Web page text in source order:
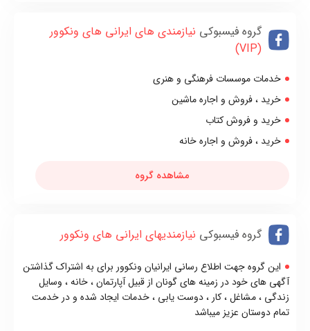
گروه فیسبوکی نيازمندی های ايرانی های ونکوور
(VIP)
خدمات موسسات فرهنگی و هنری
خريد ، فروش و اجاره ماشين
خريد و فروش کتاب
خريد ، فروش و اجاره خانه
مشاهده گروه
گروه فیسبوکی نیازمندیهای ایرانی های ونکوور
این گروه جهت اطلاع رسانی ایرانیان ونکوور برای به اشتراک گذاشتن
آگهی های خود در زمینه های گونان از قبیل آپارتمان ، خانه ، وسایل
زندگی ، مشاغل ، کار ، دوست یابی ، خدمات ایجاد شده و در خدمت
تمام دوستان عزیز میباشد